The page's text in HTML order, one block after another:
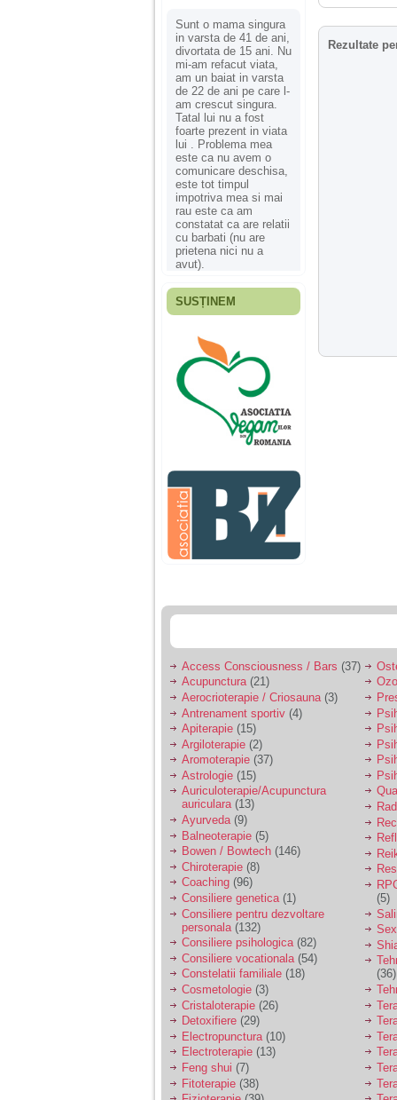
Sunt o mama singura
in varsta de 41 de ani,
divortata de 15 ani. Nu
mi-am refacut viata,
am un baiat in varsta
de 22 de ani pe care l-
am crescut singura.
Tatal lui nu a fost
foarte prezent in viata
lui . Problema mea
este ca nu avem o
comunicare deschisa,
este tot timpul
impotriva mea si mai
rau este ca am
constatat ca are relatii
cu barbati (nu are
prietena nici nu a
avut).
Fiica mea s-a nascut
ani, privind in urma
realizez cat de multe
greseli am facut in
educatia si cresterea
ei, am fost o mama
egoista, preocupata
de implinirea
profesionala, cand ea
era mica am neglijat-
agresiva, orice
greseala era taxata cu
o palma sau pedepse.
De 4 ani am o relatie
serioasa cu un barbat
sa se manifeste o
Ma aflu aici pentru ca
vreau sa stiu daca am
nevoie de un psiholog
sau psihiatru.
Sunt casatorita, am
31 de ani si un copil in
varsta de 2 ani care
mi-e lumina ochilor.
De ceva timp simt ca
mi s-a adunat
oboseala, o oboseala
cronica de care nu pot
scapa si simt ca din
cauza ei nu pot
controla nervii si
cateodata are copilul
de suferit.
Am o bariera peste
care nu pot trece:
prietena mea a ramas
insarcinata cu o fata.
Am fost de comun
acord sa facem un
copil, cu gandul ca e
baiat.
SUSȚINEM
Rezultate
Access Consciousness / Bars (37)
Acupunctura(21)
Aerocrioterapie / Criosauna (3)
Antrenament sportiv (4)
Apiterapie (15)
Argiloterapie (2)
Aromoterapie (37)
Astrologie (15)
Auriculoterapie/Acupunctura
auriculara(13)
Ayurveda(9)
Balneoterapie (5)
Bowen / Bowtech (146)
Chiroterapie (8)
Coaching (96)
Consiliere genetica(1)
Consiliere pentru dezvoltare
personala (132)
Consiliere psihologica(82)
Consiliere vocationala (54)
Constelatii familiale (18)
Cosmetologie (3)
Cristaloterapie (26)
Detoxifiere (29)
Electropunctura (10)
Electroterapie (13)
Feng shui (7)
Fitoterapie (38)
(5)
(36)